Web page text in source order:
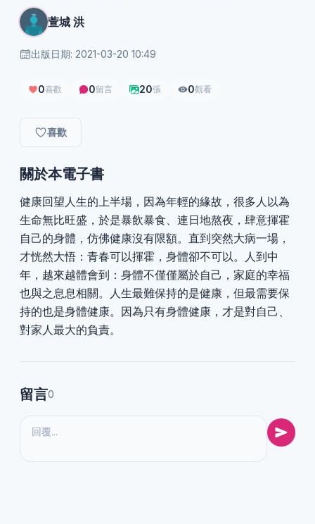
萱城 洪
出版日期: 2021-03-20 10:49
0喜歡 0留言 20張 0觀看
喜歡
關於本電子書
健康回望人生的上半場，因為年輕的緣故，很多人以為
生命無比旺盛，於是暴飲暴食、連日地熬夜，肆意揮霍
自己的身體，仿佛健康沒有限額。直到突然大病一場，
才恍然大悟：青春可以揮霍，身體卻不可以。人到中
年，越來越體會到：身體不僅僅屬於自己，家庭的幸福
也與之息息相關。人生最難保持的是健康，但最需要保
持的也是身體健康。因為只有身體健康，才是對自己、
對家人最大的負責。
留言0